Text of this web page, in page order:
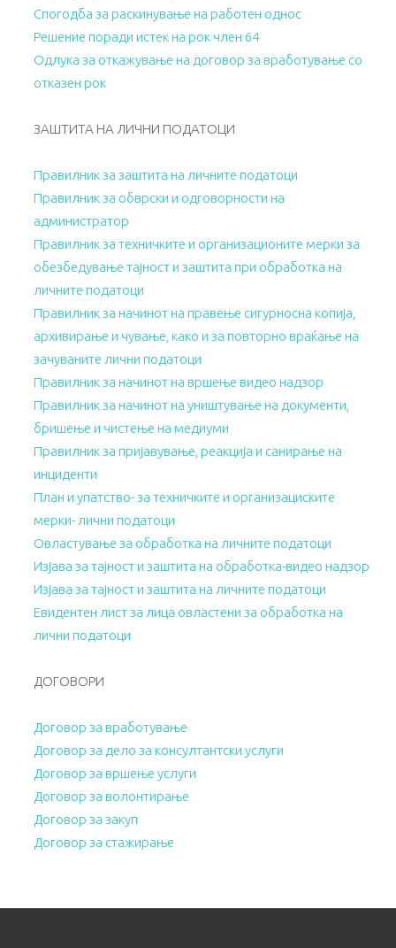
Спогодба за раскинување на работен однос
Решение поради истек на рок член 64
Одлука за откажување на договор за вработување со
отказен рок
ЗАШТИТА НА ЛИЧНИ ПОДАТОЦИ
Правилник за заштита на личните податоци
Правилник за обврски и одговорности на
администратор
Правилник за техничките и организационите мерки за
обезбедување тајност и заштита при обработка на
личните податоци
Правилник за начинот на правење сигурносна копија,
архивирање и чување, како и за повторно враќање на
зачуваните лични податоци
Правилник за начинот на вршење видео надзор
Правилник за начинот на уништување на документи,
бришење и чистење на медиуми
Правилник за пријавување, реакција и санирање на
инциденти
План и упатство- за техничките и организациските
мерки- лични податоци
Овластување за обработка на личните податоци
Изјава за тајност и заштита на обработка-видео надзор
Изјава за тајност и заштита на личните податоци
Евидентен лист за лица овластени за обработка на
лични податоци
ДОГОВОРИ
Договор за вработување
Договор за дело за консултантски услуги
Договор за вршење услуги
Договор за волонтирање
Договор за закуп
Договор за стажирање